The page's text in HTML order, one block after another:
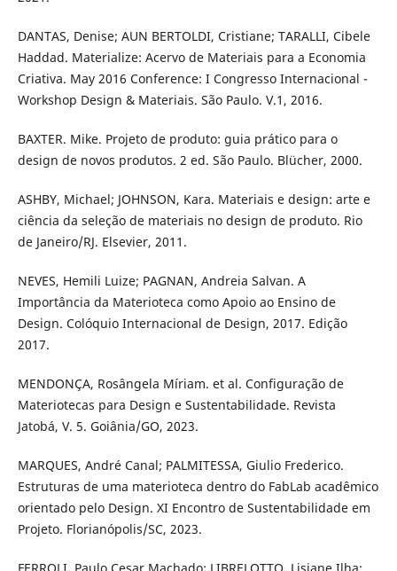
DANTAS, Denise; AUN BERTOLDI, Cristiane; TARALLI, Cibele
Haddad. Materialize: Acervo de Materiais para a Economia
Criativa. May 2016 Conference: I Congresso Internacional -
Workshop Design & Materiais. São Paulo. V.1, 2016.
BAXTER. Mike. Projeto de produto: guia prático para o
design de novos produtos. 2 ed. São Paulo. Blücher, 2000.
ASHBY, Michael; JOHNSON, Kara. Materiais e design: arte e
ciência da seleção de materiais no design de produto. Rio
de Janeiro/RJ. Elsevier, 2011.
NEVES, Hemili Luize; PAGNAN, Andreia Salvan. A
Importância da Materioteca como Apoio ao Ensino de
Design. Colóquio Internacional de Design, 2017. Edição
2017.
MENDONÇA, Rosângela Míriam. et al. Configuração de
Materiotecas para Design e Sustentabilidade. Revista
Jatobá, V. 5. Goiânia/GO, 2023.
MARQUES, André Canal; PALMITESSA, Giulio Frederico.
Estruturas de uma materioteca dentro do FabLab acadêmico
orientado pelo Design. XI Encontro de Sustentabilidade em
Projeto. Florianópolis/SC, 2023.